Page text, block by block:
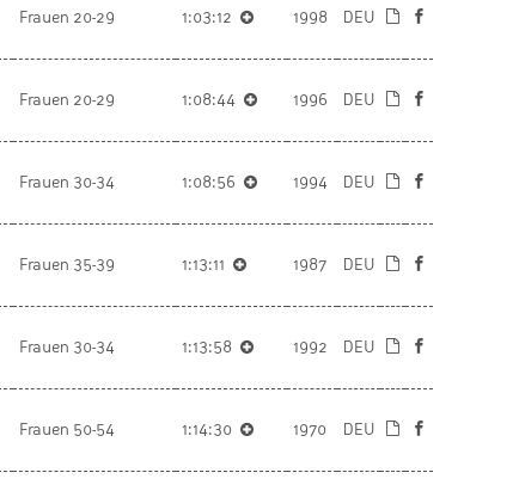
Frauen 20-29 1:03:12 1998 DEU
Frauen 20-29 1:08:44 1996 DEU
Frauen 30-34 1:08:56 1994 DEU
Frauen 35-39 1:13:11 1987 DEU
Frauen 30-34 1:13:58 1992 DEU
Frauen 50-54 1:14:30 1970 DEU